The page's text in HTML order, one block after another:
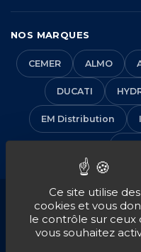
NOS MARQUES
CEMER ALMO
DUCATI
EM Distribution
Mentions légales•
© 2016-2026 EM
Ce site utilise des
cookies et vous
le contrôle sur ceux
vous souhaitez